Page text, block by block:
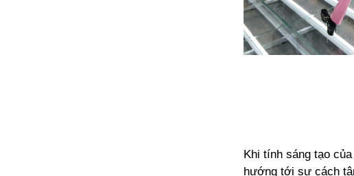
Khi tính sáng tạo
hướng tới sự cách